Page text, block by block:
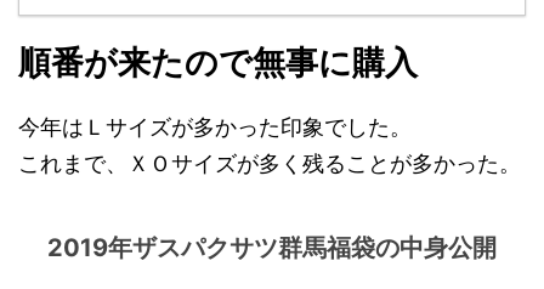
順番が来たので無事に購入
今年はＬサイズが多かった印象でした。
これまで、ＸＯサイズが多く残ることが多かった。
2019年ザスパクサツ群馬福袋の中身公開